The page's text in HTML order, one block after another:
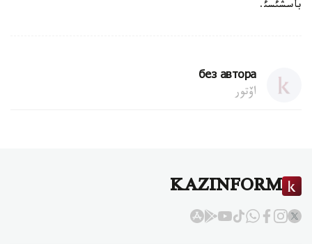
باسشئسئ.
без автора
اۆتور
KAZINFORM